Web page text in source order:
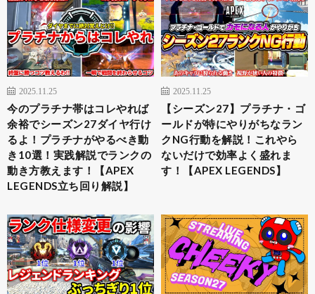
2025.11.25
今のプラチナ帯はコレやれば
余裕でシーズン27ダイヤ行け
るよ！プラチナがやるべき動
き10選！実践解説でランクの
動き方教えます！【APEX
LEGENDS立ち回り解説】
2025.11.25
【シーズン27】プラチナ・ゴ
ールドが特にやりがちなラン
クNG行動を解説！これやら
ないだけで効率よく盛れま
す！【APEX LEGENDS】